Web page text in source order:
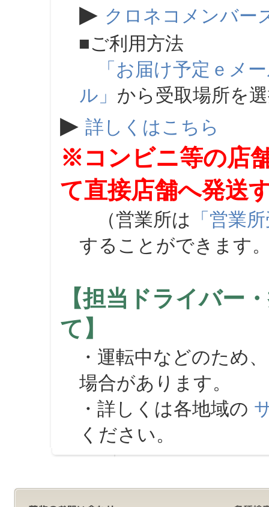
▶ クロネコメンバー
■ご利用方法
「お届け予定ｅメ
ル」 から受取場所を
▶ 詳しくはこちら
※コンビニ等の店
て直接店舗へ発送
（営業所は 「営業
することができます
【担当ドライバー
て】
・運転中などのため
場合があります。
・詳しくは各地域の
ください。